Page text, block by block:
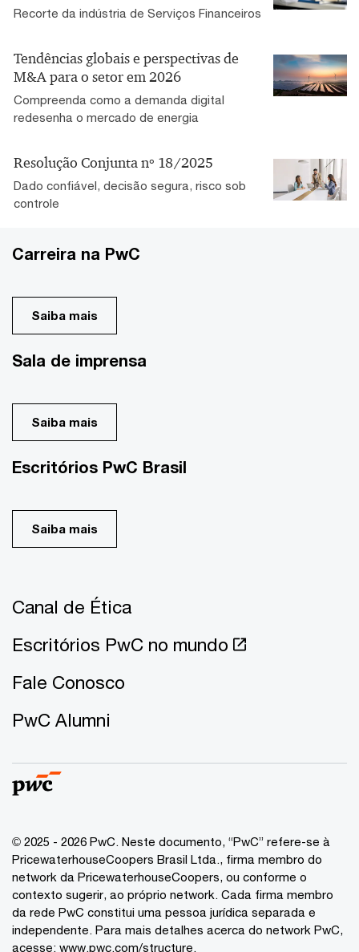
Recorte da indústria de Serviços Financeiros
Tendências globais e perspectivas de
M&A para o setor em 2026
Compreenda como a demanda digital
redesenha o mercado de energia
Resolução Conjunta nº 18/2025
Dado confiável, decisão segura, risco sob
controle
Carreira na PwC
Saiba mais
Sala de imprensa
Saiba mais
Escritórios PwC Brasil
Saiba mais
Canal de Ética
Escritórios PwC no mundo
Fale Conosco
PwC Alumni
© 2025 - 2026 PwC. Neste documento, “PwC” refere-se à
PricewaterhouseCoopers Brasil Ltda., firma membro do
network da PricewaterhouseCoopers, ou conforme o
contexto sugerir, ao próprio network. Cada firma membro
da rede PwC constitui uma pessoa jurídica separada e
independente. Para mais detalhes acerca do network PwC,
acesse: www.pwc.com/structure